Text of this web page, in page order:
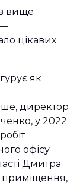
вище
—
цікавих
як
директор
у 2022
офісу
Дмитра
приміщення,